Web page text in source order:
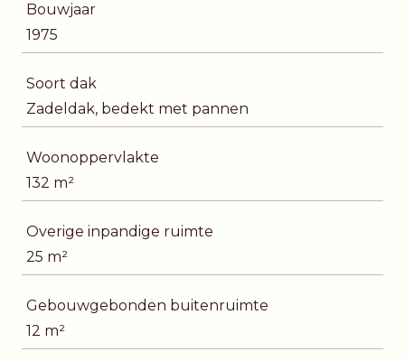
Bouwjaar
1975
Soort dak
Zadeldak, bedekt met pannen
Woonoppervlakte
132 m²
Overige inpandige ruimte
25 m²
Gebouwgebonden buitenruimte
12 m²